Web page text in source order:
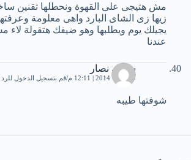
مش هتيجى على القهوة ونحطلها تقنين
زيها زى الشاى البارد واهى معلومة
يجيلك يوم ويطلبها وهو ضيفك هتقولة لاء
عندنا
سامي نصار
8 فبراير، 2014 | 12:11 م قم بتسجيل الدخول للرد
شوفتها طيبه